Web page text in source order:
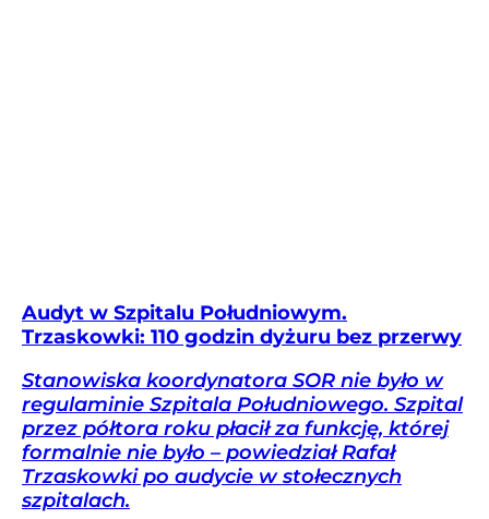
Audyt w Szpitalu Południowym.
Trzaskowki: 110 godzin dyżuru bez przerwy
Stanowiska koordynatora SOR nie było w
regulaminie Szpitala Południowego. Szpital
przez półtora roku płacił za funkcję, której
formalnie nie było – powiedział Rafał
Trzaskowki po audycie w stołecznych
szpitalach.